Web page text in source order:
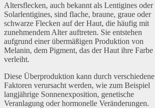
Altersflecken, auch bekannt als Lentigines oder
Solarlentigines, sind flache, braune, graue oder
schwarze Flecken auf der Haut, die häufig mit
zunehmendem Alter auftreten. Sie entstehen
aufgrund einer übermäßigen Produktion von
Melanin, dem Pigment, das der Haut ihre Farbe
verleiht.
Diese Überproduktion kann durch verschiedene
Faktoren verursacht werden, wie zum Beispiel
langjährige Sonnenexposition, genetische
Veranlagung oder hormonelle Veränderungen.